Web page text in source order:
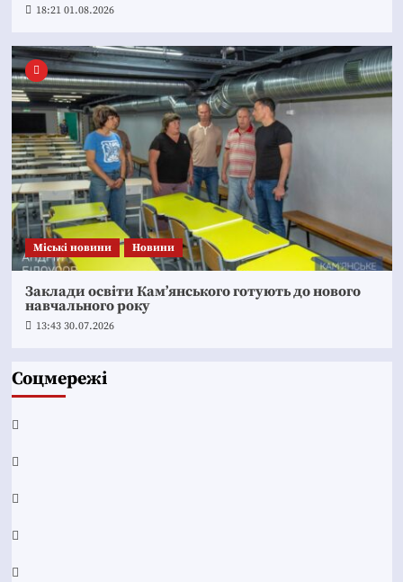
18:21 01.08.2026
Mіські новини Новини
Заклади освіти Кам’янського готують до нового
навчального року
13:43 30.07.2026
Соцмережі
Facebook
YouTube
Telegram
Instagram
Twitter